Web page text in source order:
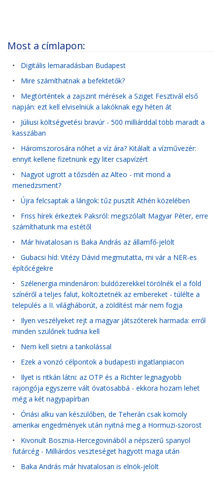
Most a címlapon:
• Digitális lemaradásban Budapest
• Mire számíthatnak a befektetők?
• Megtörténtek a zajszint mérések a Sziget Fesztivál első
napján: ezt kell elviselniük a lakóknak egy héten át
• Júliusi költségvetési bravúr - 500 milliárddal több maradt a
kasszában
• Háromszorosára nőhet a víz ára? Kitálalt a vízművezér:
ennyit kellene fizetnünk egy liter csapvízért
• Nagyot ugrott a tőzsdén az Alteo - mit mond a
menedzsment?
• Újra felcsaptak a lángok: tűz pusztít Athén közelében
• Friss hírek érkeztek Paksról: megszólalt Magyar Péter, erre
számíthatunk ma estétől
• Már hivatalosan is Baka András az államfő-jelölt
• Gubacsi híd: Vitézy Dávid megmutatta, mi vár a NER-es
építőcégekre
• Szélenergia mindenáron: buldózerekkel törölnék el a föld
színéről a teljes falut, költöztetnék az embereket - túlélte a
település a II. világháborút, a zöldítést már nem fogja
• Ilyen veszélyeket rejt a magyar játszóterek harmada: erről
minden szülőnek tudnia kell
• Nem kell sietni a tankolással
• Ezek a vonzó célpontok a budapesti ingatlanpiacon
• Ilyet is ritkán látni: az OTP és a Richter legnagyobb
rajongója egyszerre vált óvatosabbá - ekkora hozam lehet
még a két nagypapírban
• Óriási alku van készülőben, de Teherán csak komoly
amerikai engedmények után nyitná meg a Hormuzi-szorost
• Kivonult Bosznia-Hercegovinából a népszerű spanyol
futárcég - Milliárdos veszteséget hagyott maga után
• Baka András már hivatalosan is elnök-jelölt